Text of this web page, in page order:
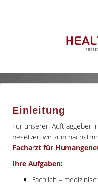
Einleitung
Für unseren Auftraggeber
besetzen wir zum
Facharzt für
Ihre Aufgaben:
Fachlich –